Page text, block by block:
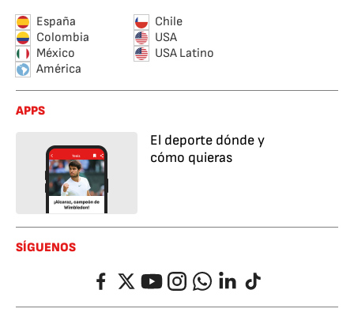
España
Chile
Colombia
USA
México
USA Latino
América
APPS
El deporte dónde y
cómo quieras
SÍGUENOS
FacebookTwitterYouTubeInstagramWhatsappLinkedIn
TikTok